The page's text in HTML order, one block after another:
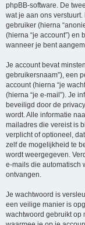
phpBB-software. De
wat je aan ons
gebruiker (hierna
(hierna “je account”) en
wanneer je bent
Je account bevat
gebruikersnaam”), een
account (hierna “je
(hierna “je e-mail”). Je
beveiligd door de
wordt. Alle informatie
mailadres die vereist is
verplicht of optioneel,
zelf de mogelijkheid te
wordt weergegeven.
e-mails die automatisch
ontvangen.
Je wachtwoord is
een veilige manier is
wachtwoord gebruikt op